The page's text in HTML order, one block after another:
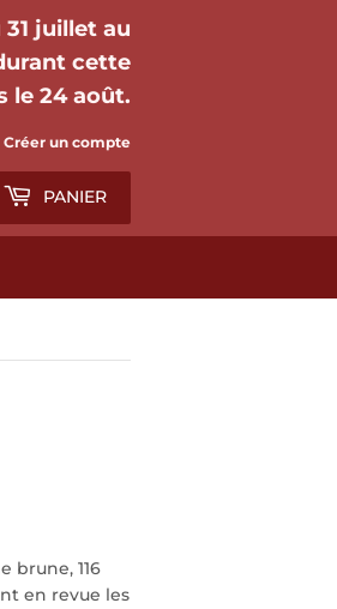
juillet au
cette
le 24 août.
Créer un compte
PANIER
brune, 116
en revue les